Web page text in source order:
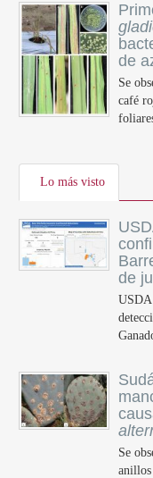
de
Se
café
Lo más visto
de
USDA
Se